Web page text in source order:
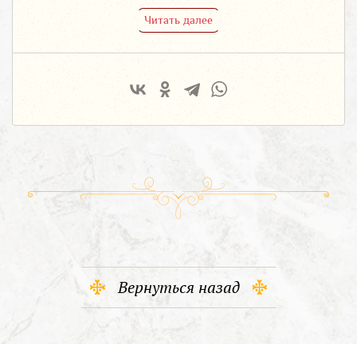
Читать далее
Вернуться назад